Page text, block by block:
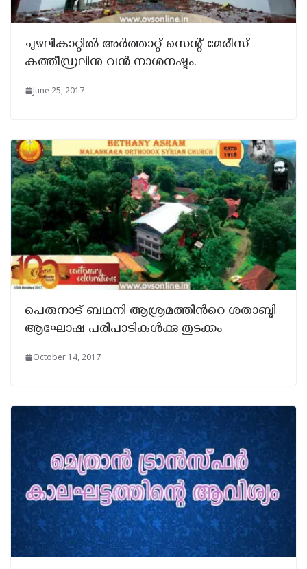
ചുഴലികാറ്റിൽ അർത്താറ്റ് സെന്റ് മേരീസ്
കത്തീഡ്രലിനു വൻ നാശനഷ്ടം.
June 25, 2017
പെരുനാട് ബഥനി ആശ്രമത്തിന്‍റെ ശതാബ്ദി
ആഘോഷ പരിപാടികൾക്കു തുടക്കം
October 14, 2017